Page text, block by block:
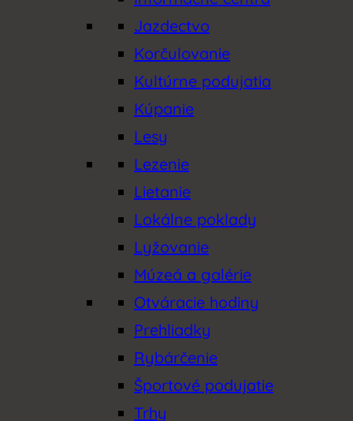
Jazdectvo
Korčulovanie
Kultúrne podujatia
Kúpanie
Lesy
Lezenie
Lietanie
Lokálne poklady
Lyžovanie
Múzeá a galérie
Otváracie hodiny
Prehliadky
Rybárčenie
Športové podujatie
Trhy